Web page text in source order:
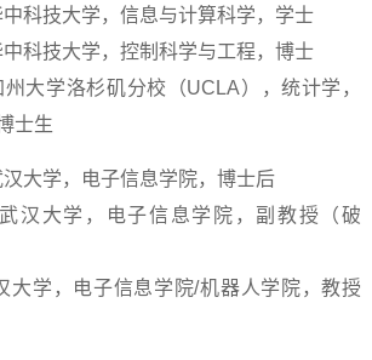
科技大学，信息与计算科学，学士
科技大学，控制科学与工程，博士
大学洛杉矶分校（UCLA），统计学，
士生
大学，电子信息学院，博士后
武汉大学，电子信息学院，副教授（破
大学，电子信息学院/机器人学院，教授